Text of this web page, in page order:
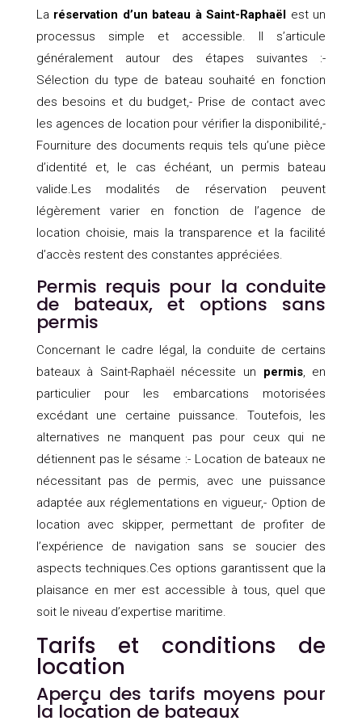
La réservation d’un bateau à Saint-Raphaël est un
processus simple et accessible. Il s’articule
généralement autour des étapes suivantes :-
Sélection du type de bateau souhaité en fonction
des besoins et du budget,- Prise de contact avec
les agences de location pour vérifier la disponibilité,-
Fourniture des documents requis tels qu’une pièce
d’identité et, le cas échéant, un permis bateau
valide.Les modalités de réservation peuvent
légèrement varier en fonction de l’agence de
location choisie, mais la transparence et la facilité
d’accès restent des constantes appréciées.
Permis requis pour la conduite
de bateaux, et options sans
permis
Concernant le cadre légal, la conduite de certains
bateaux à Saint-Raphaël nécessite un permis, en
particulier pour les embarcations motorisées
excédant une certaine puissance. Toutefois, les
alternatives ne manquent pas pour ceux qui ne
détiennent pas le sésame :- Location de bateaux ne
nécessitant pas de permis, avec une puissance
adaptée aux réglementations en vigueur,- Option de
location avec skipper, permettant de profiter de
l’expérience de navigation sans se soucier des
aspects techniques.Ces options garantissent que la
plaisance en mer est accessible à tous, quel que
soit le niveau d’expertise maritime.
Tarifs et conditions de
location
Aperçu des tarifs moyens pour
la location de bateaux